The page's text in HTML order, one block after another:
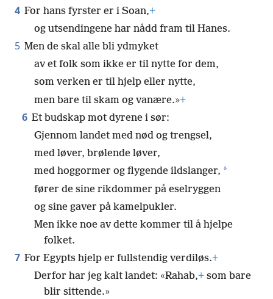
4 For hans fyrster er i Soan,+
og utsendingene har nådd fram til Hanes.
5 Men de skal alle bli ydmyket
av et folk som ikke er til nytte for dem,
som verken er til hjelp eller nytte,
men bare til skam og vanære.»+
6 Et budskap mot dyrene i sør:
Gjennom landet med nød og trengsel,
med løver, brølende løver,
med hoggormer og flygende ildslanger, *
fører de sine rikdommer på eselryggen
og sine gaver på kamelpukler.
Men ikke noe av dette kommer til å hjelpe
folket.
7 For Egypts hjelp er fullstendig verdiløs.+
Derfor har jeg kalt landet: «Rahab,+ som bare
blir sittende.»